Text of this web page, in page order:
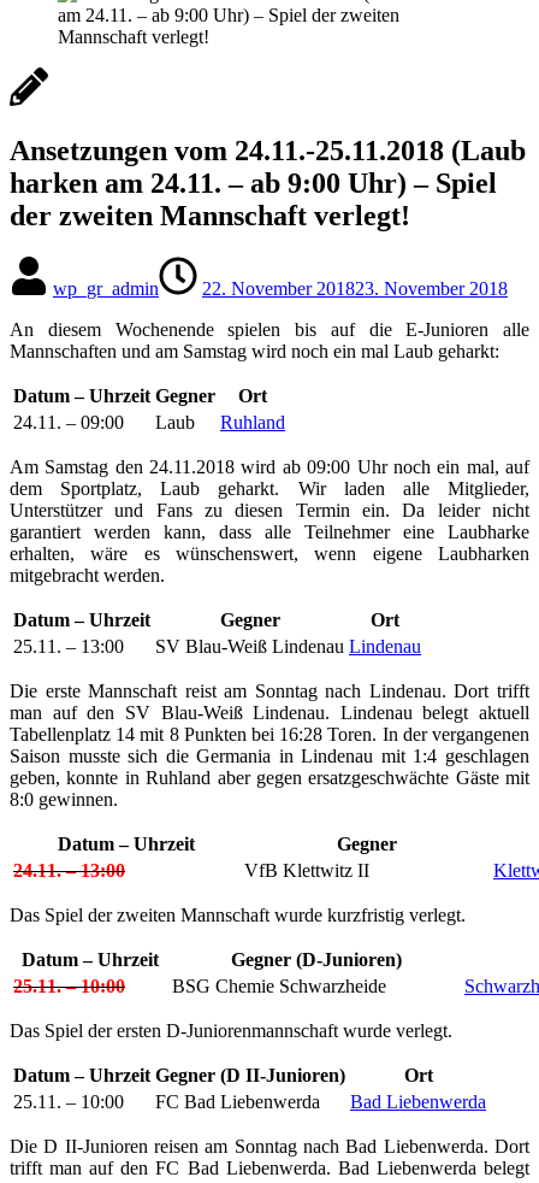
Ansetzungen vom 24.11.-25.11.2018 (Laub
harken am 24.11. – ab 9:00 Uhr) – Spiel
der zweiten Mannschaft verlegt!
wp_gr_admin 22. November 201823. November 2018
An diesem Wochenende spielen bis auf die E-Junioren alle
Mannschaften und am Samstag wird noch ein mal Laub geharkt:
Datum – Uhrzeit Gegner
Ort
24.11. – 09:00
Laub Ruhland
Am Samstag den 24.11.2018 wird ab 09:00 Uhr noch ein mal, auf
dem Sportplatz, Laub geharkt. Wir laden alle Mitglieder,
Unterstützer und Fans zu diesen Termin ein. Da leider nicht
garantiert werden kann, dass alle Teilnehmer eine Laubharke
erhalten, wäre es wünschenswert, wenn eigene Laubharken
mitgebracht werden.
Datum – Uhrzeit Gegner
Ort
25.11. – 13:00
SV Blau-Weiß Lindenau Lindenau
Die erste Mannschaft reist am Sonntag nach Lindenau. Dort trifft
man auf den SV Blau-Weiß Lindenau. Lindenau belegt aktuell
Tabellenplatz 14 mit 8 Punkten bei 16:28 Toren. In der vergangenen
Saison musste sich die Germania in Lindenau mit 1:4 geschlagen
geben, konnte in Ruhland aber gegen ersatzgeschwächte Gäste mit
8:0 gewinnen.
Datum – Uhrzeit
Gegner
24.11. – 13:00
VfB Klettwitz II
Das Spiel der zweiten Mannschaft wurde kurzfristig verlegt.
Datum – Uhrzeit
Gegner (D-Junioren)
25.11. – 10:00
BSG Chemie Schwarzheide
Das Spiel der ersten D-Juniorenmannschaft wurde verlegt.
Datum – Uhrzeit Gegner (D II-Junioren)
Ort
25.11. – 10:00
FC Bad Liebenwerda Bad Liebenwerda
Die D II-Junioren reisen am Sonntag nach Bad Liebenwerda. Dort
trifft man auf den FC Bad Liebenwerda. Bad Liebenwerda belegt